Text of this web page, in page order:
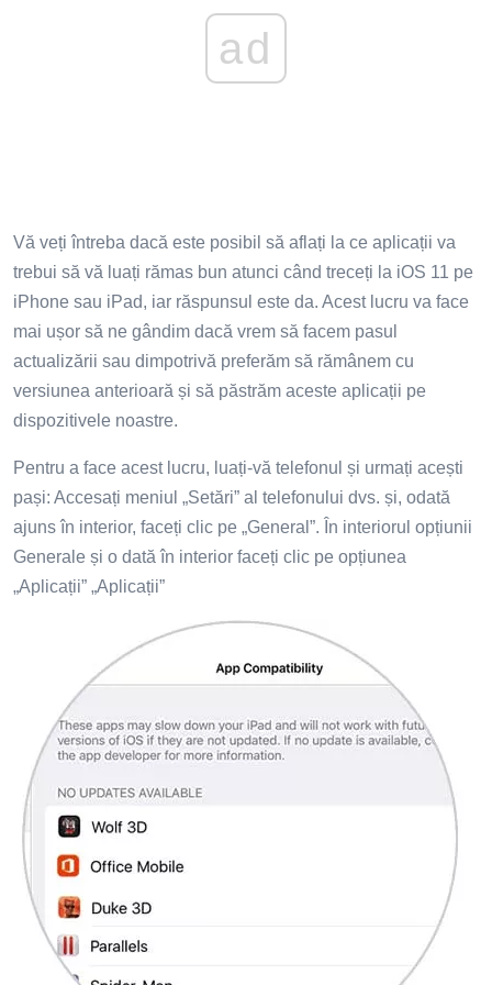
ad
Vă veți întreba dacă este posibil să aflați la ce aplicații va
trebui să vă luați rămas bun atunci când treceți la iOS 11 pe
iPhone sau iPad, iar răspunsul este da. Acest lucru va face
mai ușor să ne gândim dacă vrem să facem pasul
actualizării sau dimpotrivă preferăm să rămânem cu
versiunea anterioară și să păstrăm aceste aplicații pe
dispozitivele noastre.
Pentru a face acest lucru, luați-vă telefonul și urmați acești
pași: Accesați meniul „Setări” al telefonului dvs. și, odată
ajuns în interior, faceți clic pe „General”. În interiorul opțiunii
Generale și o dată în interior faceți clic pe opțiunea
„Aplicații” „Aplicații”